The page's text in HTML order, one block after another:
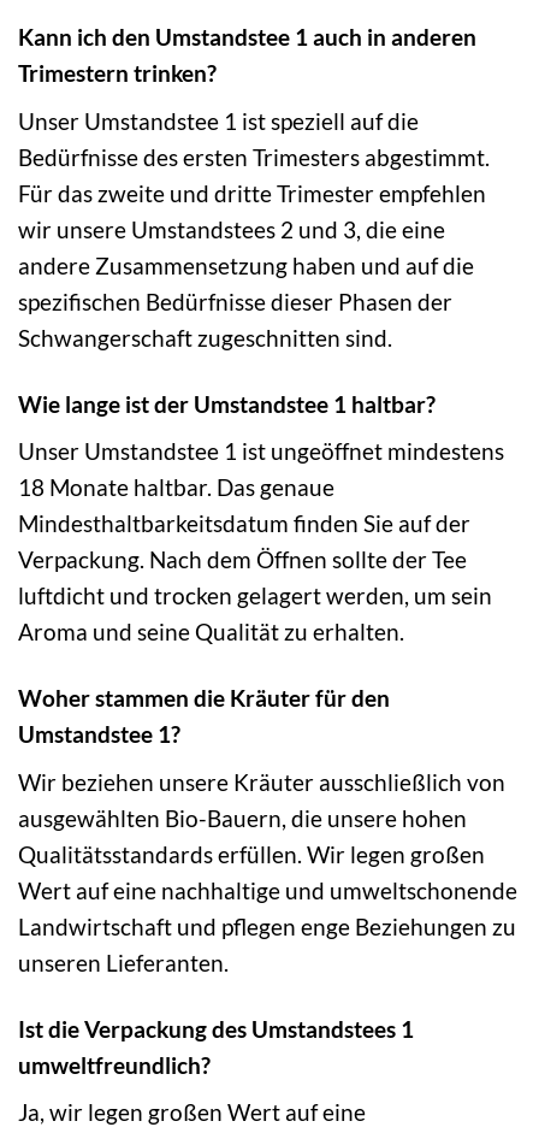
Kann ich den Umstandstee 1 auch in anderen
Trimestern trinken?
Unser Umstandstee 1 ist speziell auf die
Bedürfnisse des ersten Trimesters abgestimmt.
Für das zweite und dritte Trimester empfehlen
wir unsere Umstandstees 2 und 3, die eine
andere Zusammensetzung haben und auf die
spezifischen Bedürfnisse dieser Phasen der
Schwangerschaft zugeschnitten sind.
Wie lange ist der Umstandstee 1 haltbar?
Unser Umstandstee 1 ist ungeöffnet mindestens
18 Monate haltbar. Das genaue
Mindesthaltbarkeitsdatum finden Sie auf der
Verpackung. Nach dem Öffnen sollte der Tee
luftdicht und trocken gelagert werden, um sein
Aroma und seine Qualität zu erhalten.
Woher stammen die Kräuter für den
Umstandstee 1?
Wir beziehen unsere Kräuter ausschließlich von
ausgewählten Bio-Bauern, die unsere hohen
Qualitätsstandards erfüllen. Wir legen großen
Wert auf eine nachhaltige und umweltschonende
Landwirtschaft und pflegen enge Beziehungen zu
unseren Lieferanten.
Ist die Verpackung des Umstandstees 1
umweltfreundlich?
Ja, wir legen großen Wert auf eine